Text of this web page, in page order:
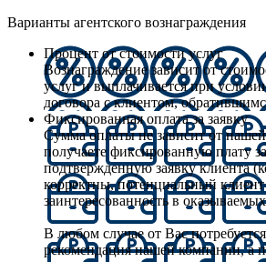
Варианты агентского вознаграждения
Процент от стоимости услуг
Вознаграждение зависит от
услуг и выплачивается при
договора с клиентом,
Фиксированная оплата за заявку
Сумма оплаты не зависит от
получаете фиксированную плату
подтвержденную заявку клиента
корректны, потенциальный
заинтересованность в
В любом случае от Вас
рекомендация нашей компании, а